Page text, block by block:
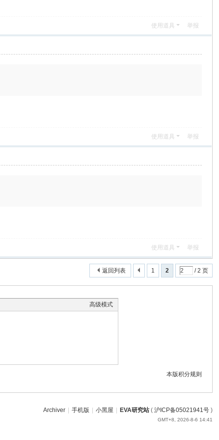
使用道具 举报
使用道具 举报
使用道具 举报
1 2 / 2 页
返回列表
高级模式
本版积分规则
Archiver 手机版 小黑屋 EVA研究站( 沪ICP备05021941号)
GMT+8, 2026-8-6 14:41